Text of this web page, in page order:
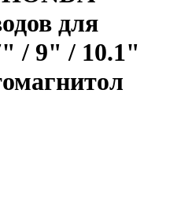
для
/ 9" / 10.1"